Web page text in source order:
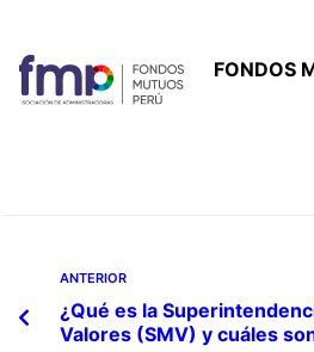
FONDOS
ANTERIOR
¿Qué es la
Valores (SMV) y cuáles